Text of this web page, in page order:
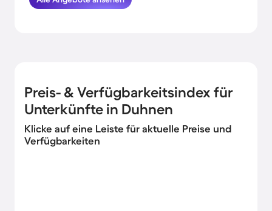
Preis- & Verfügbarkeitsindex für
Unterkünfte in Duhnen
Klicke auf eine Leiste für aktuelle Preise und
Verfügbarkeiten